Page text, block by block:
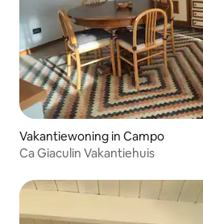
Vakantiewoning in Campo
Ca Giaculin Vakantiehuis